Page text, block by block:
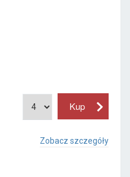
Zobacz szczegóły